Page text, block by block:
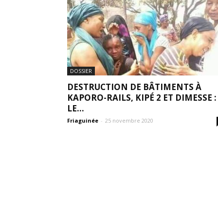
DOSSIER
DESTRUCTION DE BÂTIMENTS À
KAPORO-RAILS, KIPÉ 2 ET DIMESSE :
LE...
Friaguinée - 25 novembre 2020